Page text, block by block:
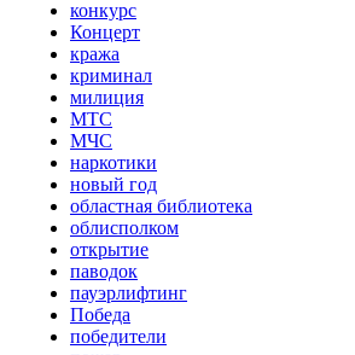
конкурс
Концерт
кража
криминал
милиция
МТС
МЧС
наркотики
новый год
областная библиотека
облисполком
открытие
паводок
пауэрлифтинг
Победа
победители